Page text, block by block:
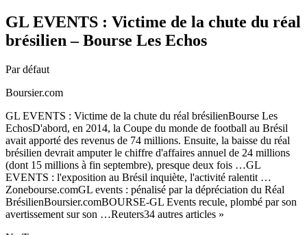
GL EVENTS : Victime de la chute du réal
brésilien – Bourse Les Echos
Par défaut
Boursier.com
GL EVENTS : Victime de la chute du réal brésilienBourse Les
EchosD'abord, en 2014, la Coupe du monde de football au Brésil
avait apporté des revenus de 74 millions. Ensuite, la baisse du réal
brésilien devrait amputer le chiffre d'affaires annuel de 24 millions
(dont 15 millions à fin septembre), presque deux fois …GL
EVENTS : l'exposition au Brésil inquiète, l'activité ralentit …
Zonebourse.comGL events : pénalisé par la dépréciation du Réal
BrésilienBoursier.comBOURSE-GL Events recule, plombé par son
avertissement sur son …Reuters34 autres articles »